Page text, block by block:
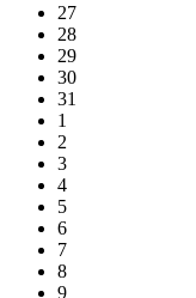
27
28
29
30
31
1
2
3
4
5
6
7
8
9